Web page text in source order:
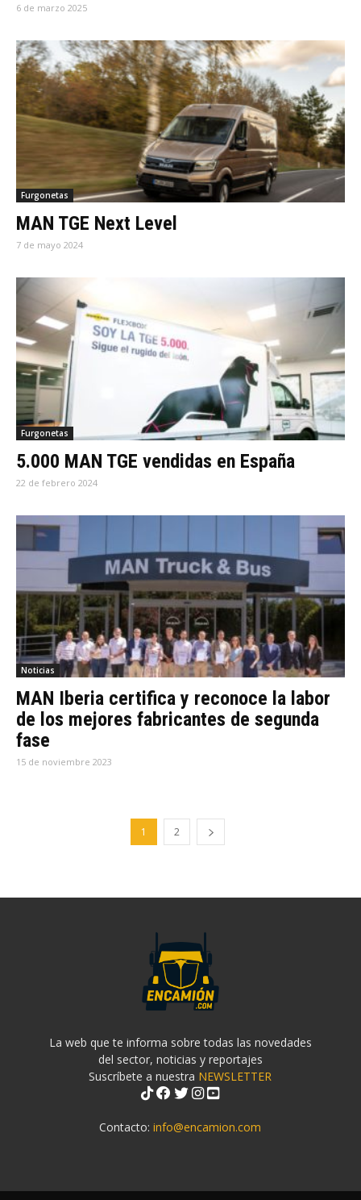
6 de marzo 2025
Furgonetas
MAN TGE Next Level
7 de mayo 2024
Furgonetas
5.000 MAN TGE vendidas en España
22 de febrero 2024
Noticias
MAN Iberia certifica y reconoce la labor
de los mejores fabricantes de segunda
fase
15 de noviembre 2023
1 2
La web que te informa sobre todas las novedades
del sector, noticias y reportajes
Suscríbete a nuestra NEWSLETTER
Contacto:info@encamion.com